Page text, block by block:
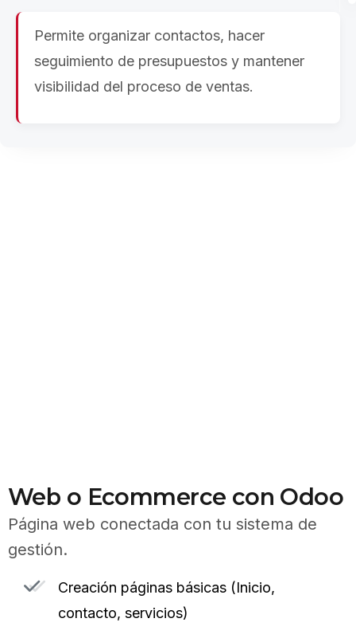
Permite organizar contactos, hacer
seguimiento de presupuestos y mantener
visibilidad del proceso de ventas.
Web o Ecommerce con Odoo
Página web conectada con tu sistema de
gestión.
Creación páginas básicas (Inicio,
contacto, servicios)